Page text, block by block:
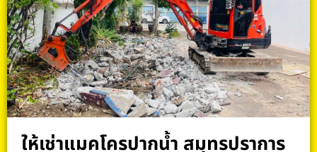
ให้เช่าแมคโครปากน้ำ สมุทรปราการ